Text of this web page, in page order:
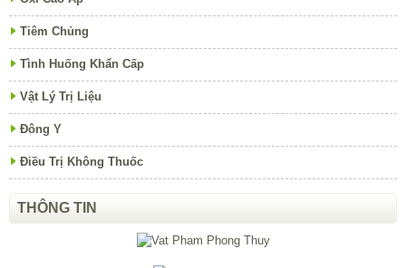
Tiêm Chủng
Tình Huống Khẩn Cấp
Vật Lý Trị Liệu
Đông Y
Điều Trị Không Thuốc
THÔNG TIN